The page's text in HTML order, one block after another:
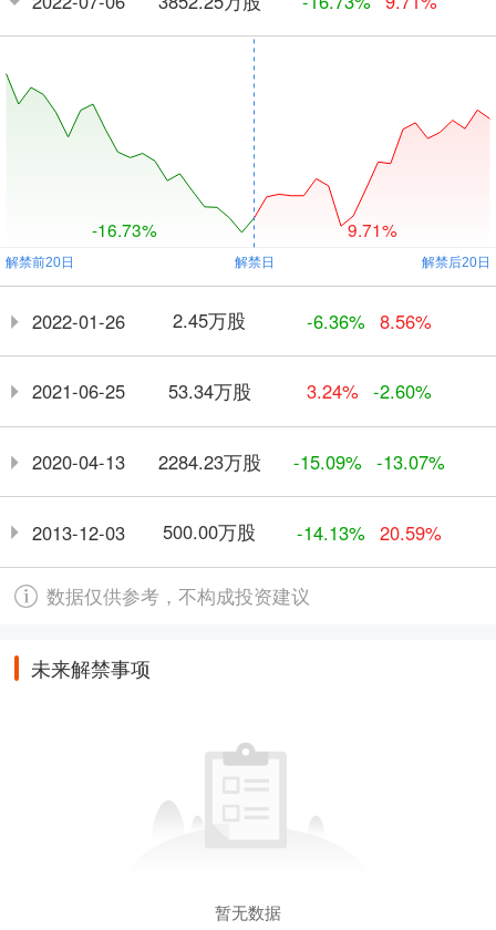
-16.73% 9.71%
2022-01-26 2.45万股 -6.36% 8.56%
2021-06-25 53.34万股 3.24% -2.60%
2020-04-13 2284.23万股 -15.09% -13.07%
2013-12-03 500.00万股 -14.13% 20.59%
数据仅供参考，不构成投资建议
未来解禁事项
暂无数据